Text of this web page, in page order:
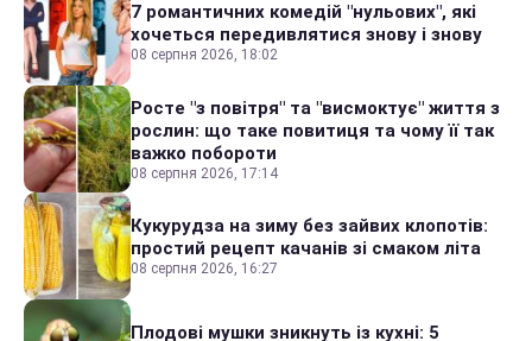
7 романтичних комедій "нульових", які
хочеться передивлятися знову і знову
08 серпня 2026, 18:02
Росте "з повітря" та "висмоктує" життя з
рослин: що таке повитиця та чому її так
важко побороти
08 серпня 2026, 17:14
Кукурудза на зиму без зайвих клопотів:
простий рецепт качанів зі смаком літа
08 серпня 2026, 16:27
Плодові мушки зникнуть із кухні: 5